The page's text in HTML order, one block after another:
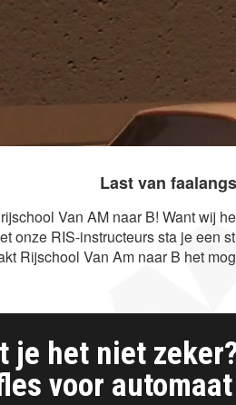
Last van
Van AM naar B! Want wij
onze RIS-instructeurs sta je een
Rijschool Van Am naar B het
je het niet
voor